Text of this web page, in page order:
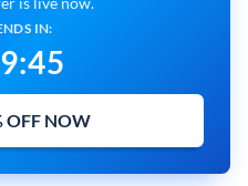
IN:
:44
OFF NOW